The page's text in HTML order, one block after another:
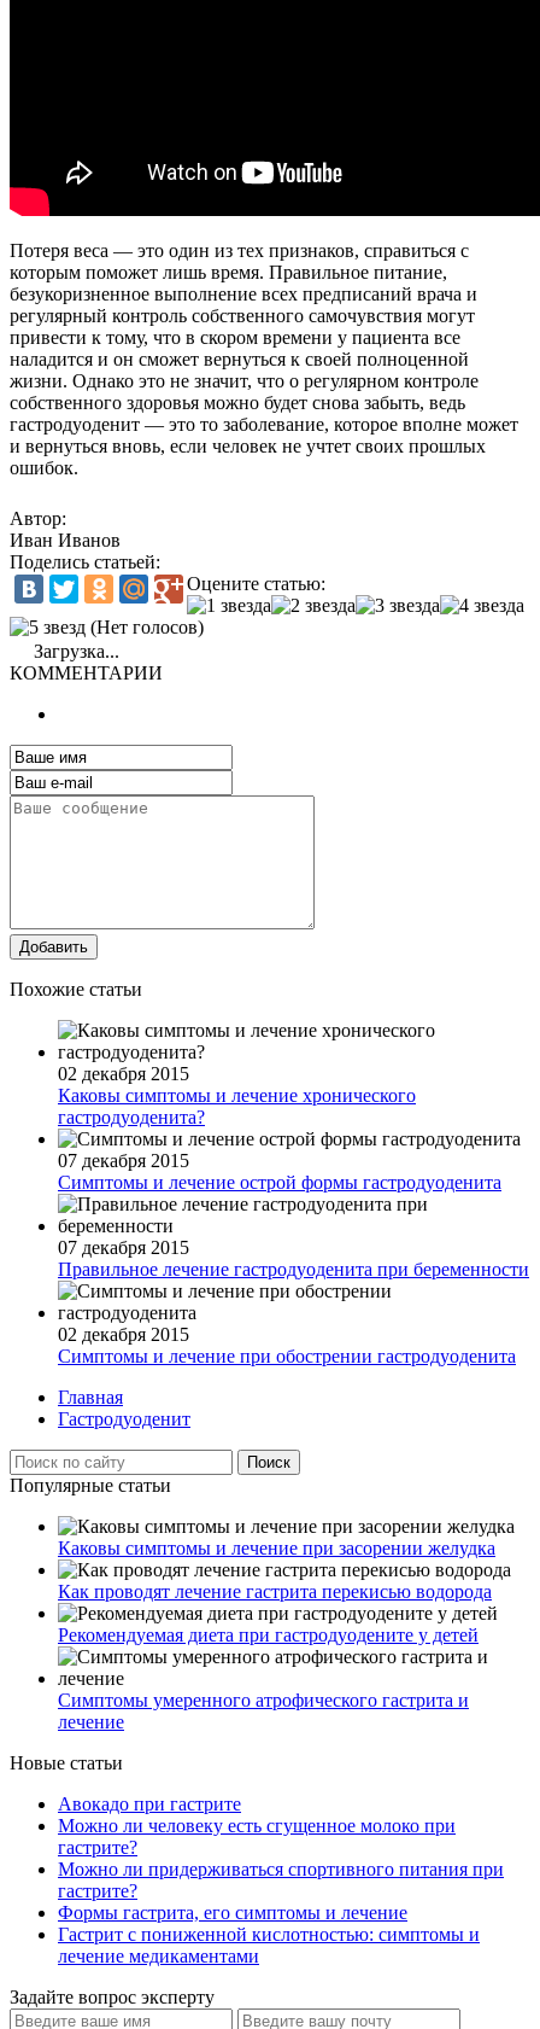
Потеря веса — это один из тех признаков, справиться с
которым поможет лишь время. Правильное питание,
безукоризненное выполнение всех предписаний врача и
регулярный контроль собственного самочувствия могут
привести к тому, что в скором времени у пациента все
наладится и он сможет вернуться к своей полноценной
жизни. Однако это не значит, что о регулярном контроле
собственного здоровья можно будет снова забыть, ведь
гастродуоденит — это то заболевание, которое вполне может
и вернуться вновь, если человек не учтет своих прошлых
ошибок.
Автор:
Иван Иванов
Поделись статьей:
Оцените статью:
(Нет голосов)
Загрузка...
КОММЕНТАРИИ
Добавить
Похожие статьи
02 декабря 2015
Каковы симптомы и лечение хронического
гастродуоденита?
07 декабря 2015
Симптомы и лечение острой формы гастродуоденита
07 декабря 2015
Правильное лечение гастродуоденита при беременности
02 декабря 2015
Симптомы и лечение при обострении гастродуоденита
Главная
Гастродуоденит
Популярные статьи
Каковы симптомы и лечение при засорении желудка
Как проводят лечение гастрита перекисью водорода
Рекомендуемая диета при гастродуодените у детей
Симптомы умеренного атрофического гастрита и
лечение
Новые статьи
Авокадо при гастрите
Можно ли человеку есть сгущенное молоко при
гастрите?
Можно ли придерживаться спортивного питания при
гастрите?
Формы гастрита, его симптомы и лечение
Гастрит с пониженной кислотностью: симптомы и
лечение медикаментами
Задайте вопрос эксперту